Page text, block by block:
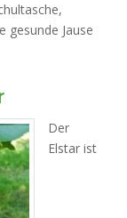
gesunde Jause
Der
Elstar ist